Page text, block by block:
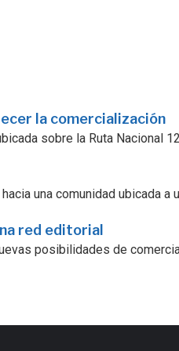
la comercialización
sobre la Ruta Nacional
una comunidad ubicada
red editorial
posibilidades de